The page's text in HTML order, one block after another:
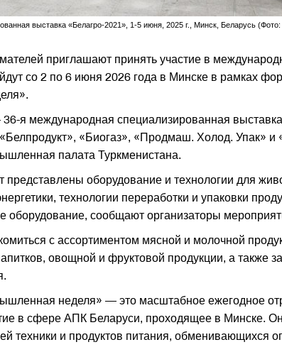
выставка «Белагро-2021», 1-5 июня, 2025 г., Минск, Беларусь
приглашают принять участие в
со 2 по 6 июня 2026 года в Минске в рамках
я международная специализированная
«Биогаз», «Продмаш. Холод. Упак» и
палата Туркменистана.
представлены оборудование и технологии для
технологии переработки и упаковки
оборудование, сообщают организаторы
с ассортиментом мясной и молочной
овощной и фруктовой продукции, а также
неделя» — это масштабное ежегодное
в сфере АПК Беларуси, проходящее в Минске.
техники и продуктов питания, обменивающихся